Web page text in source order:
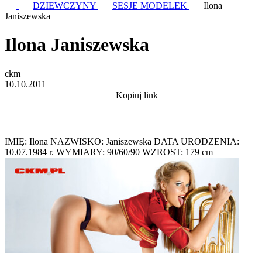
DZIEWCZYNY SESJE MODELEK
Ilona
Janiszewska
Ilona Janiszewska
ckm
10.10.2011
Kopiuj link
IMIĘ: Ilona NAZWISKO: Janiszewska DATA URODZENIA:
10.07.1984 r. WYMIARY: 90/60/90 WZROST: 179 cm